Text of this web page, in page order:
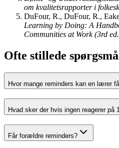
om kvalitetsrapporter i
DuFour, R., DuFour, R.,
Learning by Doing: A
Communities at Work (3rd
Ofte stillede spørgsmål
Hvor mange reminders kan en lærer
Hvad sker der hvis ingen reagerer på
Får forældre reminders?